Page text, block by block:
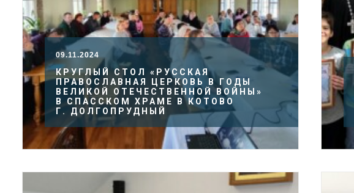
09.11.2024
КРУГЛЫЙ СТОЛ «РУССКАЯ
ПРАВОСЛАВНАЯ ЦЕРКОВЬ В ГОДЫ
ВЕЛИКОЙ ОТЕЧЕСТВЕННОЙ ВОЙНЫ»
В СПАССКОМ ХРАМЕ В КОТОВО
Г. ДОЛГОПРУДНЫЙ